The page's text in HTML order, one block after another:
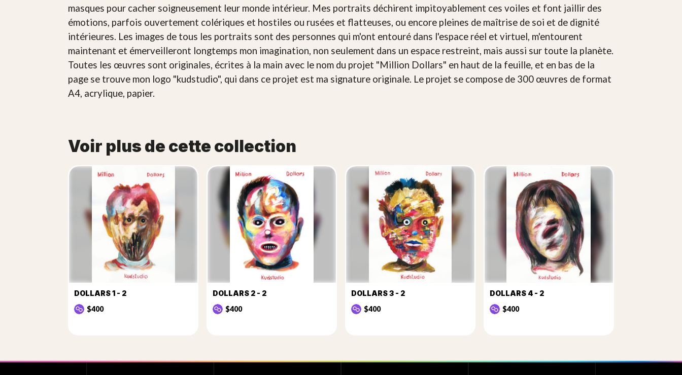
masques pour cacher soigneusement leur monde intérieur. Mes portraits déchirent impitoyablement ces voiles et font jaillir des
émotions, parfois ouvertement colériques et hostiles ou rusées et flatteuses, ou encore pleines de maîtrise de soi et de dignité
intérieures. Les images de tous les portraits sont des personnes qui m'ont entouré dans l'espace réel et virtuel, m'entourent
maintenant et émerveilleront longtemps mon imagination, non seulement dans un espace restreint, mais aussi sur toute la planète.
Toutes les œuvres sont originales, écrites à la main avec le nom du projet "Million Dollars" en haut de la feuille, et en bas de la
page se trouve mon logo "kudstudio", qui dans ce projet est ma signature originale. Le projet se compose de 300 œuvres de format
A4, acrylique, papier.
Voir plus de cette collection
DOLLARS 1 - 2
$400
DOLLARS 2 - 2
$400
DOLLARS 3 - 2
$400
DOLLARS 4 - 2
$400